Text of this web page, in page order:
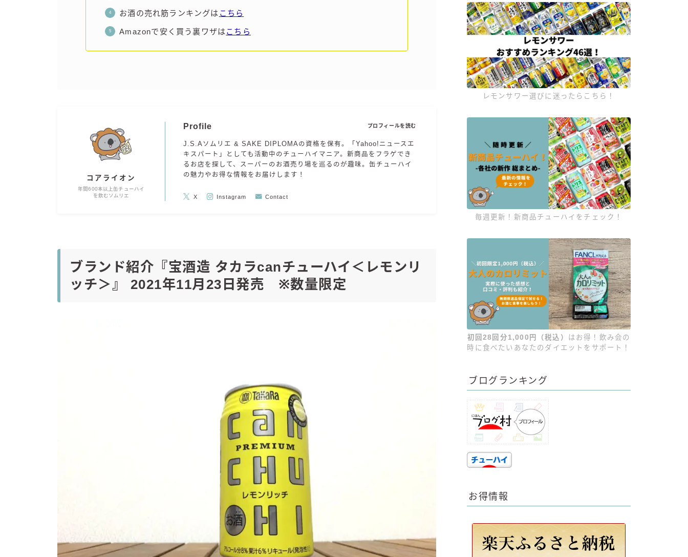
お酒の売れ筋ランキングは こちら
Amazonで安く買う裏ワザはこちら
コアライオン
年間600本以上缶チューハイ
を飲むソムリエ
Profile
J.S.Aソムリエ & SAKE DIPLOMAの資格を保有。「Yahoo!ニュースエ
キスパート」としても活動中のチューハイマニア。新商品をフラゲでき
るお店を探して、スーパーのお酒売り場を巡るのが趣味。缶チューハイ
の魅力やお得な情報をお届けします！
プロフィールを読む
X Instagram Contact
ブランド紹介『宝酒造 タカラcanチューハイ＜レモンリ
ッチ＞』 2021年11月23日発売 ※数量限定
レモンサワー選びに迷ったらこちら！
毎週更新！新商品チューハイをチェック！
初回28回分1,000円（税込） はお得！飲み会の
時に食べたいあなたのダイエットをサポート！
ブログランキング
お得情報